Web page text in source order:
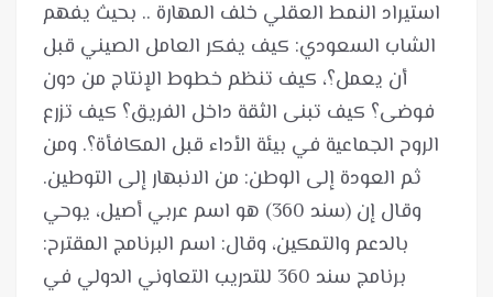
استيراد النمط العقلي خلف المهارة .. بحيث يفهم
الشاب السعودي: كيف يفكر العامل الصيني قبل
أن يعمل؟، كيف تنظم خطوط الإنتاج من دون
فوضى؟ كيف تبنى الثقة داخل الفريق؟ كيف تزرع
الروح الجماعية في بيئة الأداء قبل المكافأة؟. ومن
ثم العودة إلى الوطن: من الانبهار إلى التوطين.
وقال إن (سند 360) هو اسم عربي أصيل، يوحي
بالدعم والتمكين، وقال: اسم البرنامج المقترح:
برنامج سند 360 للتدريب التعاوني الدولي في